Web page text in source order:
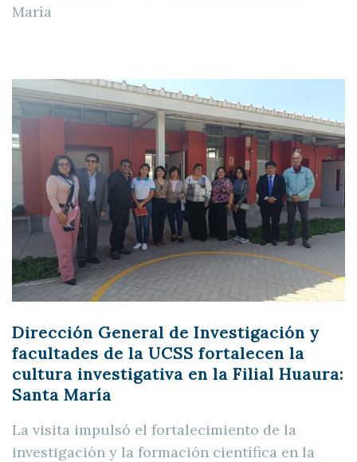
María
Dirección General de Investigación y
facultades de la UCSS fortalecen la
cultura investigativa en la Filial Huaura:
Santa María
La visita impulsó el fortalecimiento de la
investigación y la formación científica en la